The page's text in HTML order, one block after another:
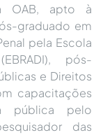
OAB, apto à
graduado em
pela Escola
pós-
e Direitos
capacitações
pública pelo
das